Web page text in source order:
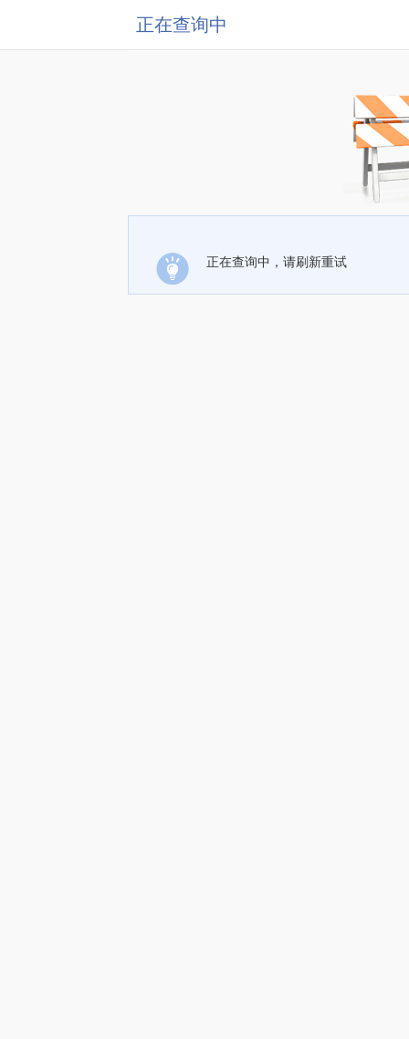
正在查询中
正在查询中，请刷新重试